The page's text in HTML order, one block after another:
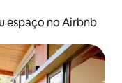
espaço no Airbnb